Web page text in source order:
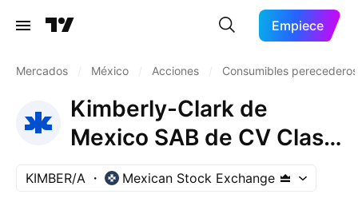
Empiece
Mercados México Acciones Consumibles perecederos
Kimberly-Clark de
Mexico SAB de CV Class
A
KIMBER/A Mexican Stock Exchange